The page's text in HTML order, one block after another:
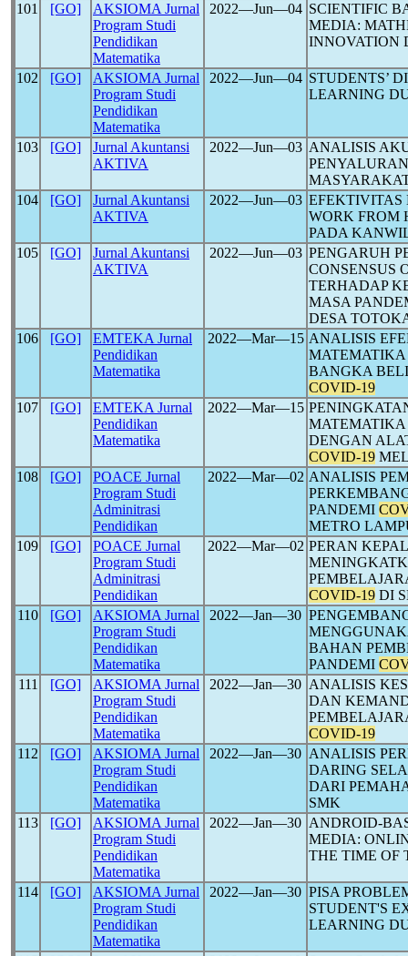
101 [GO]
AKSIOMA Jurnal
Program Studi
Pendidikan
Matematika
2022―Jun―04 SCIENTIFIC
MEDIA:
INNOVATION
102 [GO]
AKSIOMA Jurnal
Program Studi
Pendidikan
Matematika
2022―Jun―04 STUDENTS’
LEARNING
103 [GO]
Jurnal Akuntansi
AKTIVA
2022―Jun―03 ANALISIS
104
[GO]
Jurnal Akuntansi
AKTIVA
2022―Jun―03 EFEKTIVITAS
WORK FROM
PADA
105
[GO]
Jurnal Akuntansi
AKTIVA
2022―Jun―03 PENGARUH
CONSENSUS
TERHADAP
MASA
DESA
106
[GO]
EMTEKA Jurnal
Pendidikan
Matematika
2022―Mar―15 ANALISIS
MATEMATIKA
BANGKA
COVID-19
107
[GO]
EMTEKA Jurnal
Pendidikan
Matematika
2022―Mar―15
DENGAN
COVID-19
108
[GO]
POACE Jurnal
Program Studi
Adminitrasi
Pendidikan
2022―Mar―02 ANALISIS
PANDEMI
METRO
109
[GO]
POACE Jurnal
Program Studi
Adminitrasi
Pendidikan
2022―Mar―02 PERAN
COVID-19 DI
110
[GO]
AKSIOMA Jurnal
Program Studi
Pendidikan
Matematika
2022―Jan―30
BAHAN
PANDEMI
111
[GO]
AKSIOMA Jurnal
Program Studi
Pendidikan
Matematika
2022―Jan―30 ANALISIS
DAN
COVID-19
112
[GO]
AKSIOMA Jurnal
Program Studi
Pendidikan
Matematika
2022―Jan―30 ANALISIS
DARING
DARI
SMK
113
[GO]
AKSIOMA Jurnal
Program Studi
Pendidikan
Matematika
2022―Jan―30 ANDROID-
MEDIA:
THE TIME OF
114 [GO]
AKSIOMA Jurnal
Program Studi
Pendidikan
Matematika
2022―Jan―30 PISA
STUDENT'S
LEARNING